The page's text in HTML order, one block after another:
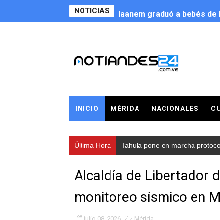
NOTICIAS Iaanem graduó a bebés
Arranca en Rivas Dávila el
CorpoMérida continúa
Fundacite culmina primera
Nevado Gas optimiza
Alcaldía del Municipio
INICIO MÉRIDA NACIONALES
Última Hora Iahula pone en marcha
Alcaldía de Libertador
monitoreo sísmico en
julio 08, 2026 Mérida